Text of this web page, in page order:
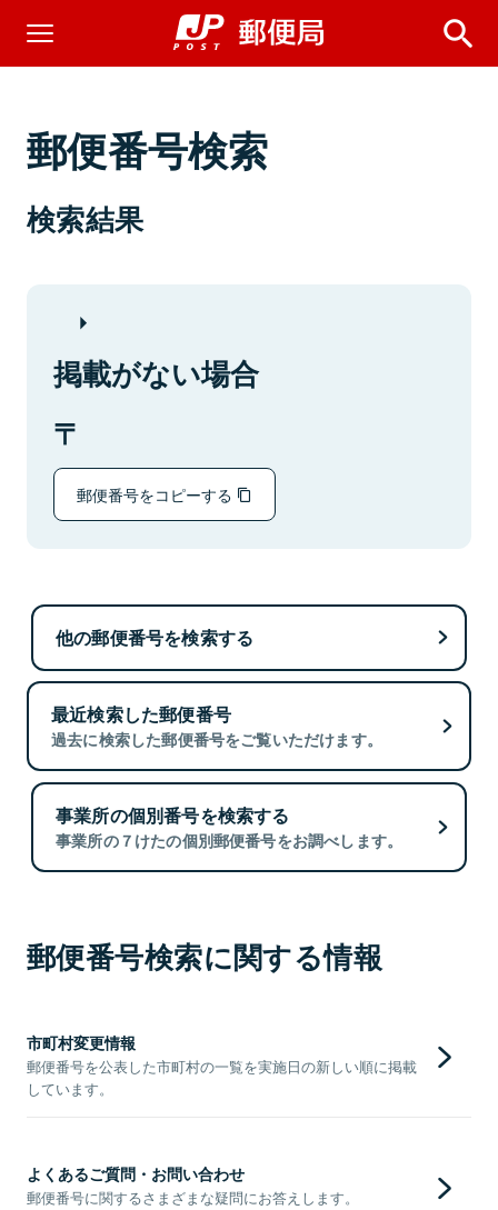
郵便番号検索
検索結果
掲載がない場合
郵便番号をコピーする
他の郵便番号を検索する
最近検索した郵便番号
過去に検索した郵便番号をご覧いただけます。
事業所の個別番号を検索する
事業所の７けたの個別郵便番号をお調べします。
郵便番号検索に関する情報
市町村変更情報
郵便番号を公表した市町村の一覧を実施日の新しい順に掲載
しています。
よくあるご質問・お問い合わせ
郵便番号に関するさまざまな疑問にお答えします。